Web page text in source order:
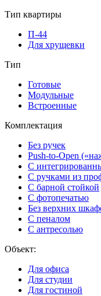
Тип квартиры
П-44
Для хрущевки
Тип
Готовые
Модульные
Встроенные
Комплектация
Без ручек
Push-to-Open
С
С ручками из
С барной стойкой
С фотопечатью
Без верхних
С пеналом
С антресолью
Объект:
Для офиса
Для студии
Для гостиной